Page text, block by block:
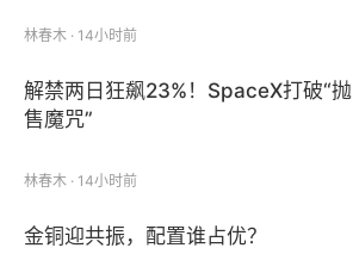
林春木 · 14小时前
解禁两日狂飙23%！SpaceX打破“抛
售魔咒”
林春木 · 14小时前
金铜迎共振，配置谁占优？